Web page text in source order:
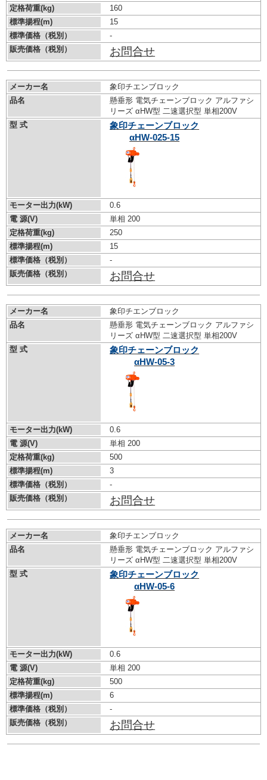
定格荷重(kg)
160
標準揚程(m)
15
標準価格（税別）
-
販売価格（税別）
お問合せ
メーカー名
象印チエンブロック
品名
懸垂形 電気チェーンブロック アルファシ
リーズ αHW型 二速選択型 単相200V
型 式
象印チェーンブロック
αHW-025-15
モーター出力(kW)
0.6
電 源(V)
単相 200
定格荷重(kg)
250
標準揚程(m)
15
標準価格（税別）
-
販売価格（税別）
お問合せ
メーカー名
象印チエンブロック
品名
懸垂形 電気チェーンブロック アルファシ
リーズ αHW型 二速選択型 単相200V
型 式
象印チェーンブロック
αHW-05-3
モーター出力(kW)
0.6
電 源(V)
単相 200
定格荷重(kg)
500
標準揚程(m)
3
標準価格（税別）
-
販売価格（税別）
お問合せ
メーカー名
象印チエンブロック
品名
懸垂形 電気チェーンブロック アルファシ
リーズ αHW型 二速選択型 単相200V
型 式
象印チェーンブロック
αHW-05-6
モーター出力(kW)
0.6
電 源(V)
単相 200
定格荷重(kg)
500
標準揚程(m)
6
標準価格（税別）
-
販売価格（税別）
お問合せ